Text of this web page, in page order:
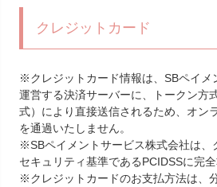
クレジットカード
※クレジットカード情報は、SBペイメ
運営する決済サーバーに、トークン方
式）により直接送信されるため、オン
を通過いたしません。
※SBペイメントサービス株式会社は、
セキュリティ基準であるPCIDSSに完全
※クレジットカードのお支払方法は、